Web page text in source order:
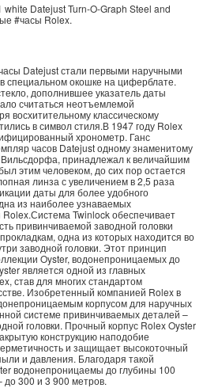
white DatejustTurn-O-Graph Steel and
#часы Rolex.
Datejust стали первыми наручными
специальном окошке на циферблате.
дополнившее указатель даты
считаться неотъемлемой
восхитительному классическому
в символ стиля.В 1947 году Rolex
хронометр. Ганс
часов Datejust одному знаменитому
Вильсдорфа, принадлежал к величайшим
этим человеком, до сих пор остается
линза с увеличением в 2,5 раза
даты для более удобного
из наиболее узнаваемых
Twinlock обеспечивает
привинчиваемой заводной головки
одна из которых находится во
заводной головки. Этот принцип
Oyster, водонепроницаемых до
является одной из главных
став для многих стандартом
Изобретенный компанией Rolex в
корпусом для наручных
системе привинчиваемых деталей –
головки. Прочный корпус Rolex Oyster
конструкцию наподобие
и защищает высокоточный
и давления. Благодаря такой
водонепроницаемы до глубины 100
до 300 и 3 900 метров.